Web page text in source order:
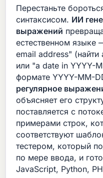
Перестаньте
синтаксисом. ИИ
выражений
естественном
email address" (найти
или "a date in YYYY-
формате YYYY-MM-
регулярное
объясняет его
поставляется с
примерами строк,
соответствуют
тестером, который
по мере ввода, и
JavaScript, Python,